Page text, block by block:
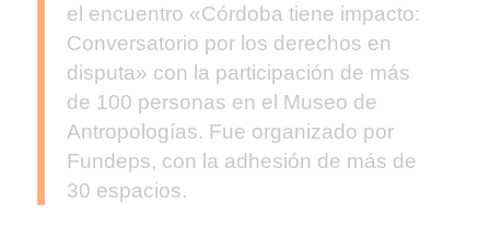
el encuentro «Córdoba tiene impacto:
Conversatorio por los derechos en
disputa» con la participación de más
de 100 personas en el Museo de
Antropologías. Fue organizado por
Fundeps, con la adhesión de más de
30 espacios.